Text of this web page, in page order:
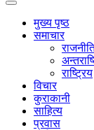
मुख्य पृष्ठ
समाचार
राष्ट्रिय
विचार
कुराकानी
साहित्य
प्रवास